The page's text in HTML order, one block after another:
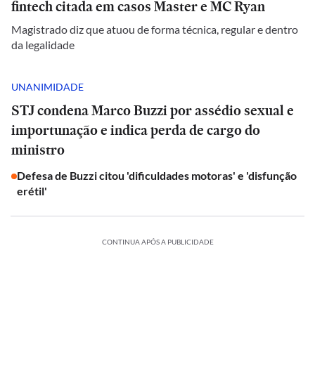
fintech citada em casos Master e MC Ryan
Magistrado diz que atuou de forma técnica, regular e dentro
da legalidade
UNANIMIDADE
STJ condena Marco Buzzi por assédio sexual e
importunação e indica perda de cargo do
ministro
Defesa de Buzzi citou 'dificuldades motoras' e 'disfunção
erétil'
CONTINUA APÓS A PUBLICIDADE